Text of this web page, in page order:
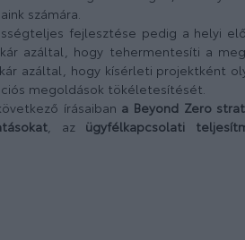
számára.
fejlesztése pedig a helyi
azáltal, hogy tehermentesíti a
azáltal, hogy kísérleti projektként
megoldások tökéletesítését.
írásaiban a Beyond Zero
, az ügyfélkapcsolati